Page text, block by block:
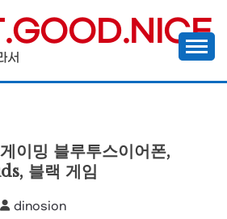
서
이밍 블루투스이어폰,
블랙 게임
dinosion